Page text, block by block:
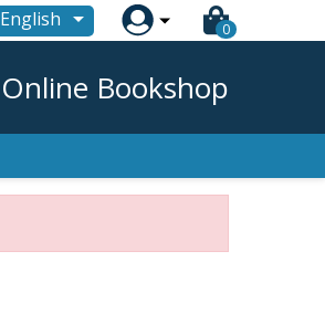
English  0
Online Bookshop